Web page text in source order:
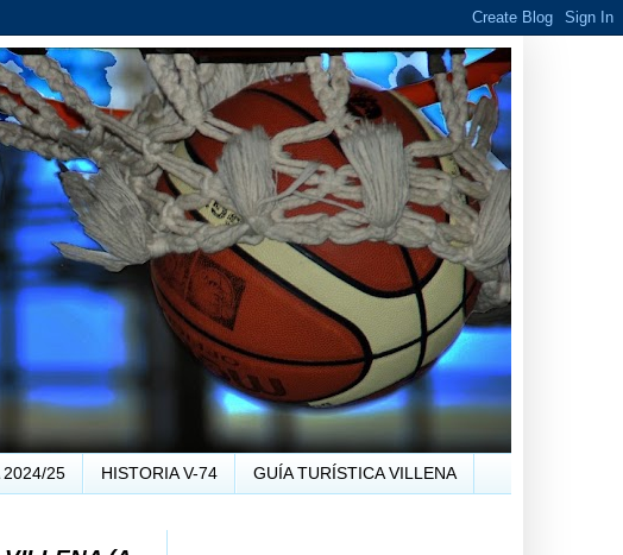
2024/25 HISTORIA V-74 GUÍA TURÍSTICA VILLENA